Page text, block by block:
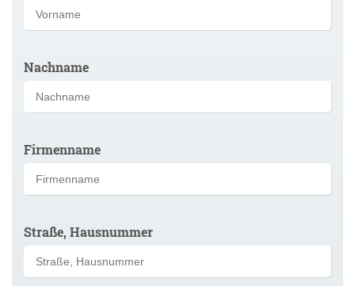
Nachname
Firmenname
Straße, Hausnummer